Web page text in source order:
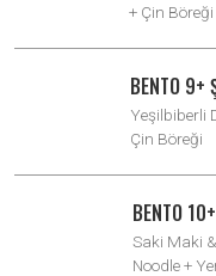
+ Çin Böreği
BENTO 9+
Yeşilbiberli
Çin Böreği
BENTO
Saki Maki
Noodle +